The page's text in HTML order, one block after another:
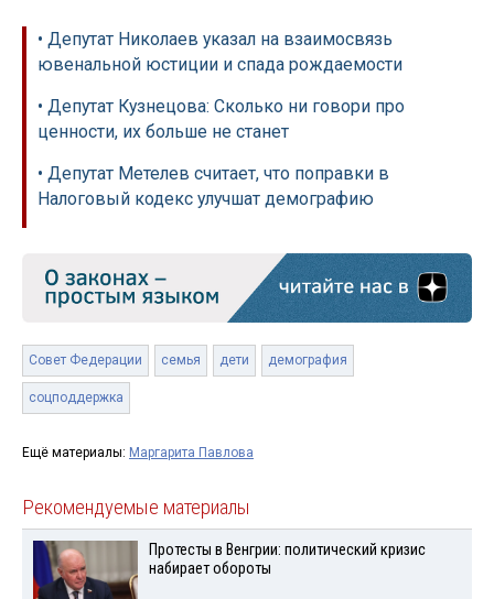
• Депутат Николаев указал на взаимосвязь
ювенальной юстиции и спада рождаемости
• Депутат Кузнецова: Сколько ни говори про
ценности, их больше не станет
• Депутат Метелев считает, что поправки в
Налоговый кодекс улучшат демографию
Совет Федерации семья дети демография
соцподдержка
Ещё материалы: Маргарита Павлова
Рекомендуемые материалы
Протесты в Венгрии: политический кризис
набирает обороты